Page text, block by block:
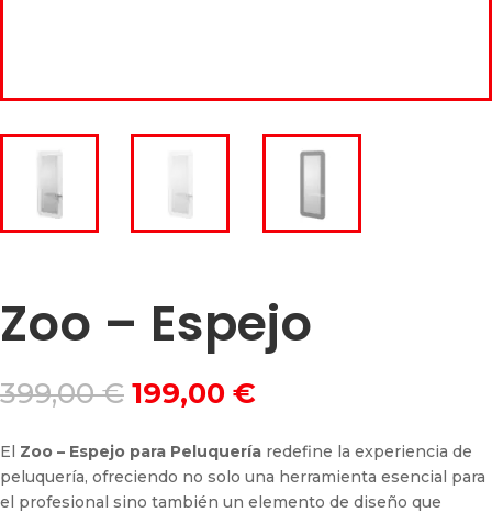
Zoo – Espejo
399,00€ El
precio
original
era:
399,00 €.
199,00 €
actual
es:
199,00 €.
El Zoo – Espejo para Peluquería redefine la experiencia de
peluquería, ofreciendo no solo una herramienta esencial para
el profesional sino también un elemento de diseño que